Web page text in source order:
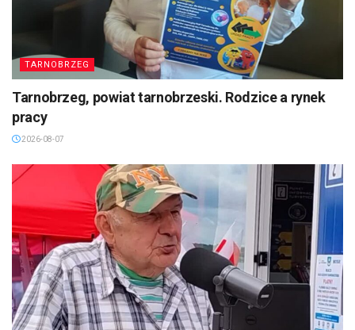
TARNOBRZEG
Tarnobrzeg, powiat tarnobrzeski. Rodzice a rynek
pracy
2026-08-07